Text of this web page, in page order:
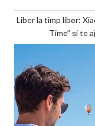
Liber la timp liber:
Time” și te